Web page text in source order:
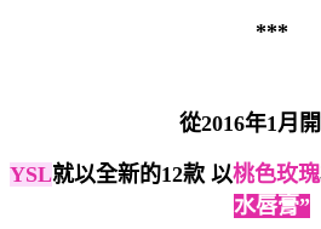
***
從2016年1月
YSL就以全新的12款 以桃色玫瑰
水唇膏”